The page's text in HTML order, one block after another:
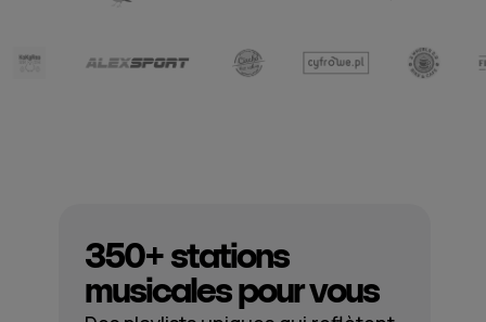
350+ stations
musicales pour vous